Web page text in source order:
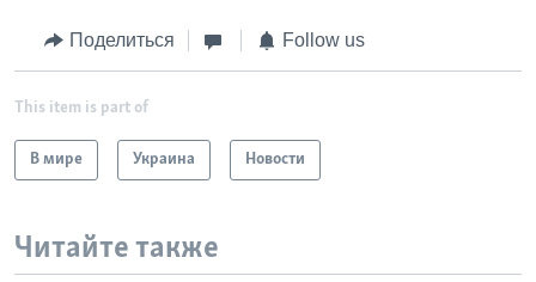
Поделиться Follow us
This item is part of
В мире Украина Новости
Читайте также